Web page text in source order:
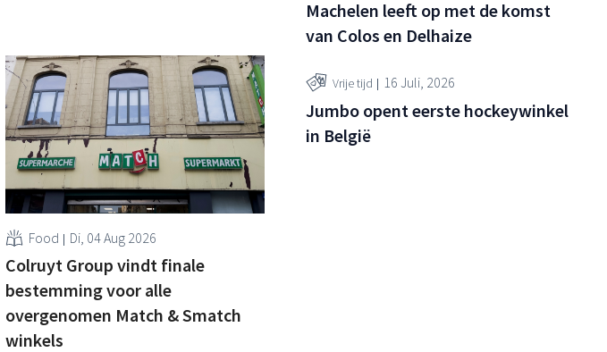
Food Di, 04 Aug 2026
Colruyt Group vindt finale
bestemming voor alle
overgenomen Match & Smatch
winkels
Machelen leeft op met de komst
van Colos en Delhaize
Vrije tijd 16 Juli, 2026
Jumbo opent eerste hockeywinkel
in België